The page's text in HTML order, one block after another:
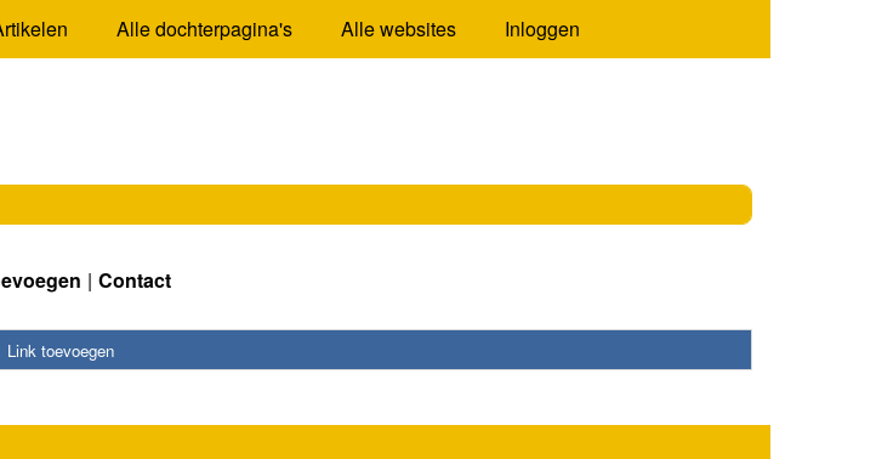
Alle dochterpagina's Alle websites Inloggen
Contact
Link toevoegen